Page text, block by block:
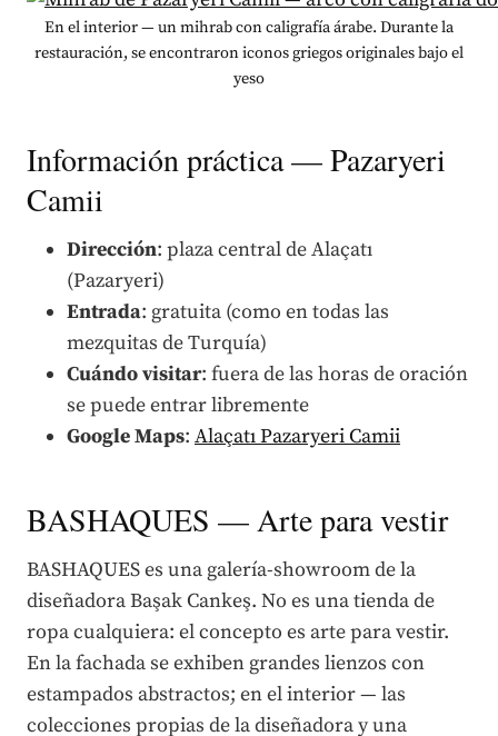
En el interior — un mihrab con caligrafía árabe. Durante la
restauración, se encontraron iconos griegos originales bajo el
yeso
Información práctica — Pazaryeri
Camii
Dirección: plaza central de Alaçatı
(Pazaryeri)
Entrada: gratuita (como en todas las
mezquitas de Turquía)
Cuándo visitar: fuera de las horas de oración
se puede entrar libremente
Google Maps: Alaçatı Pazaryeri Camii
BASHAQUES — Arte para vestir
BASHAQUES es una galería-showroom de la
diseñadora Başak Cankeş. No es una tienda de
ropa cualquiera: el concepto es arte para vestir.
En la fachada se exhiben grandes lienzos con
estampados abstractos; en el interior — las
colecciones propias de la diseñadora y una